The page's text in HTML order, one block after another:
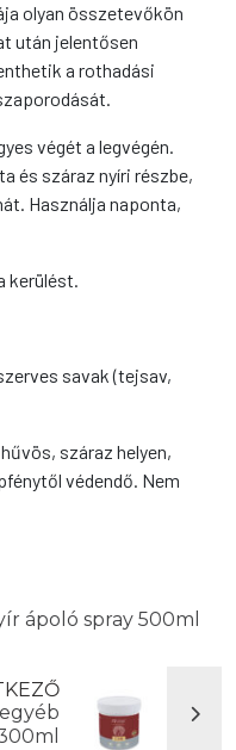
olyan összetevőkön
után jelentősen
a rothadási
végét a legvégén.
és száraz nyíri részbe,
Használja naponta,
kerülést.
savak (tejsav,
száraz helyen,
védendő. Nem
ápoló spray 500ml